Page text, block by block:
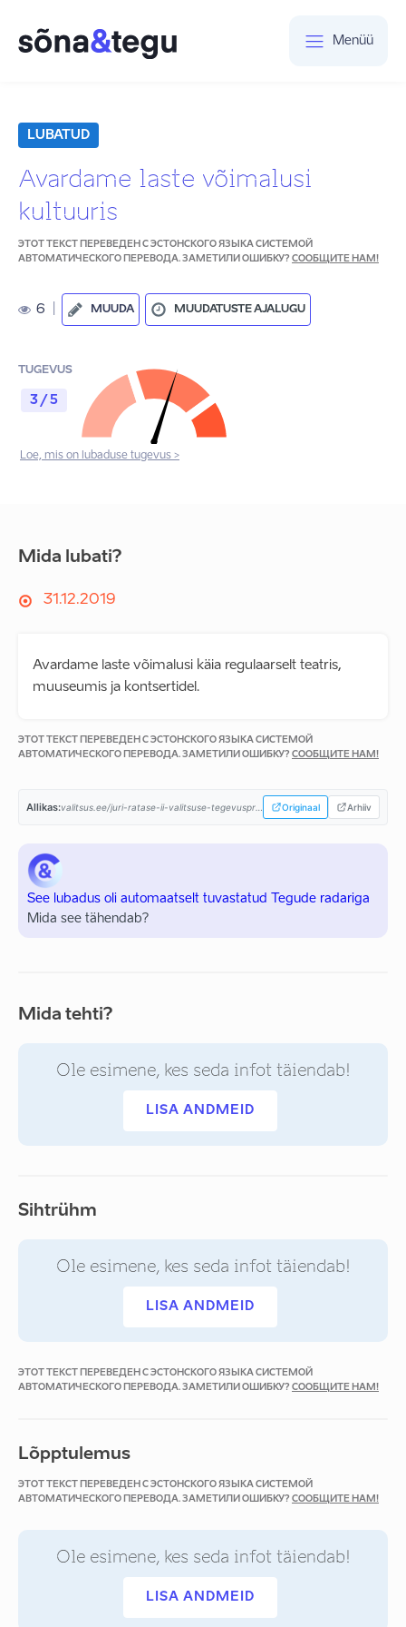
Menüü
LUBATUD
Avardame laste võimalusi
kultuuris
ЭТОТ ТЕКСТ ПЕРЕВЕДЕН С ЭСТОНСКОГО ЯЗЫКА СИСТЕМОЙ
АВТОМАТИЧЕСКОГО ПЕРЕВОДА. ЗАМЕТИЛИ ОШИБКУ? СООБЩИТЕ НАМ!
6 MUUDA MUUDATUSTE AJALUGU
TUGEVUS
3 / 5
Loe, mis on lubaduse tugevus >
Mida lubati?
31.12.2019
Avardame laste võimalusi käia regulaarselt teatris,
muuseumis ja kontsertidel.
ЭТОТ ТЕКСТ ПЕРЕВЕДЕН С ЭСТОНСКОГО ЯЗЫКА СИСТЕМОЙ
АВТОМАТИЧЕСКОГО ПЕРЕВОДА. ЗАМЕТИЛИ ОШИБКУ? СООБЩИТЕ НАМ!
Allikas: Originaal Arhiiv
See lubadus oli automaatselt tuvastatud Tegude radariga
Mida see tähendab?
Mida tehti?
Ole esimene, kes seda infot täiendab!
LISA ANDMEID
Sihtrühm
Ole esimene, kes seda infot täiendab!
LISA ANDMEID
ЭТОТ ТЕКСТ ПЕРЕВЕДЕН С ЭСТОНСКОГО ЯЗЫКА СИСТЕМОЙ
АВТОМАТИЧЕСКОГО ПЕРЕВОДА. ЗАМЕТИЛИ ОШИБКУ? СООБЩИТЕ НАМ!
Lõpptulemus
ЭТОТ ТЕКСТ ПЕРЕВЕДЕН С ЭСТОНСКОГО ЯЗЫКА СИСТЕМОЙ
АВТОМАТИЧЕСКОГО ПЕРЕВОДА. ЗАМЕТИЛИ ОШИБКУ? СООБЩИТЕ НАМ!
Ole esimene, kes seda infot täiendab!
LISA ANDMEID